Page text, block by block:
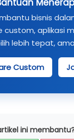
bisnis
aplikasi
lebih tepat,
Custom
ini